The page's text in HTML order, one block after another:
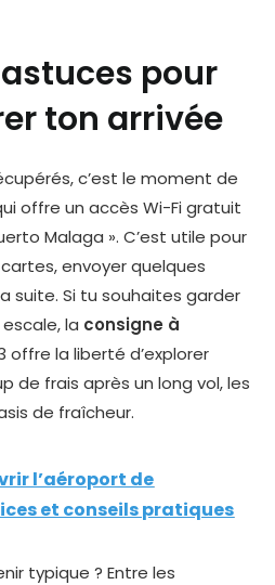
pour
ton arrivée
c’est le moment de
offre un accès Wi-Fi gratuit
Malaga ». C’est utile pour
envoyer quelques
suite. Si tu souhaites garder
la consigne à
offre la liberté d’explorer
de frais après un long vol, les
de fraîcheur.
l’aéroport de
et conseils pratiques
typique ? Entre les